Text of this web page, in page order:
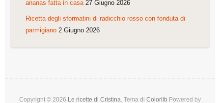
ananas fatta in casa 27 Giugno 2026
Ricetta degli sformatini di radicchio rosso con fonduta di
parmigiano 2 Giugno 2026
Copyright © 2026 Le ricette di Cristina. Tema di Colorlib Powered by